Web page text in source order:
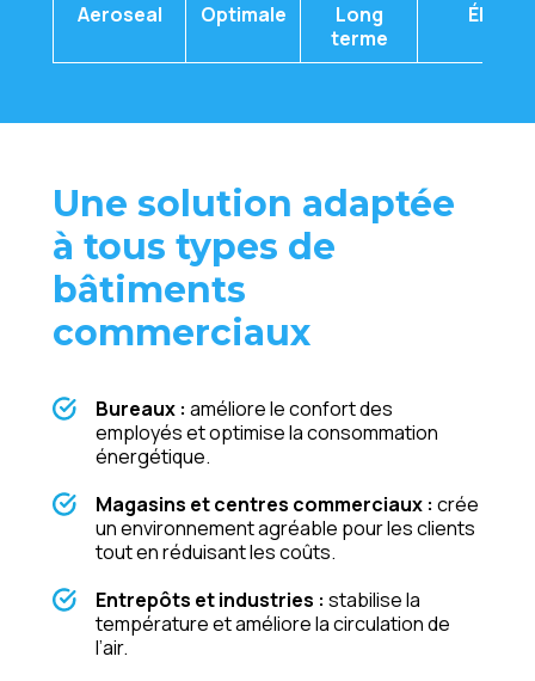
Aeroseal Optimale
Long
terme
Élevée
Une solution adaptée
à tous types de
bâtiments
commerciaux
Bureaux : améliore le confort des
employés et optimise la consommation
énergétique.
Magasins et centres commerciaux : crée
un environnement agréable pour les clients
tout en réduisant les coûts.
Entrepôts et industries : stabilise la
température et améliore la circulation de
l’air.